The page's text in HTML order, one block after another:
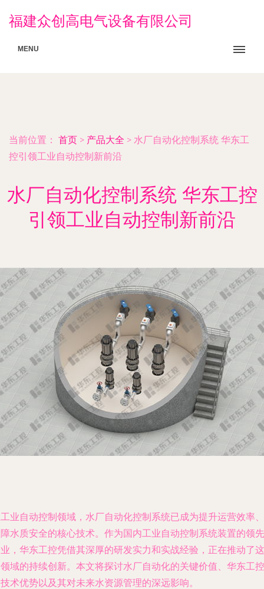
福建众创高电气设备有限公司
MENU
当前位置： 首页 > 产品大全 > 水厂自动化控制系统 华东工
控引领工业自动控制新前沿
水厂自动化控制系统 华东工控
引领工业自动控制新前沿
业自动控制领域，水厂自动化控制系统已成为提升运营效率、
水质安全的核心技术。作为国内工业自动控制系统装置的领先
，华东工控凭借其深厚的研发实力和实战经验，正在推动了这
域的持续创新。本文将探讨水厂自动化的关键价值、华东工控
术优势以及其对未来水资源管理的深远影响。